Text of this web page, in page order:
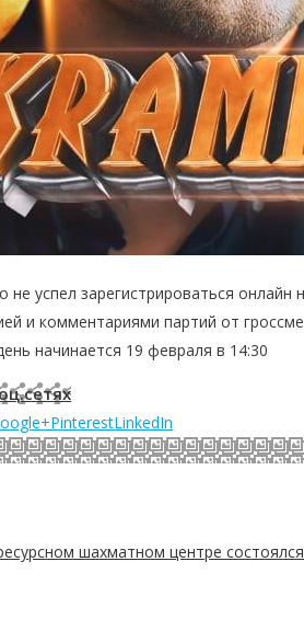
не успел зарегистрироваться
и комментариями партий от
начинается 19 февраля в 14:30
PinterestLinkedIn
шахматном центре